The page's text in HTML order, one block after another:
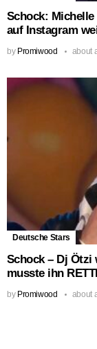
Schock:
auf Instagram
by Promiwood about
Deutsche Stars
Schock – Dj Ötzi
musste ihn
by Promiwood about